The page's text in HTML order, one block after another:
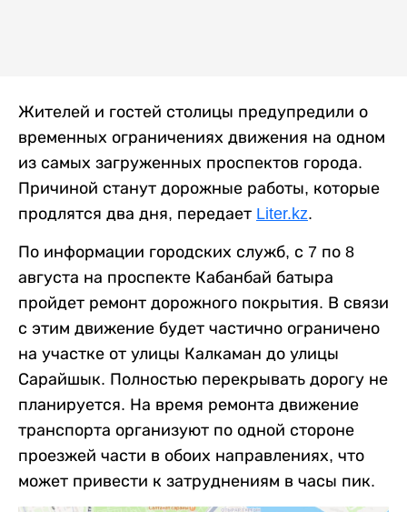
Жителей и гостей столицы предупредили о
временных ограничениях движения на одном
из самых загруженных проспектов города.
Причиной станут дорожные работы, которые
продлятся два дня, передает Liter.kz.
По информации городских служб, с 7 по 8
августа на проспекте Кабанбай батыра
пройдет ремонт дорожного покрытия. В связи
с этим движение будет частично ограничено
на участке от улицы Калкаман до улицы
Сарайшык. Полностью перекрывать дорогу не
планируется. На время ремонта движение
транспорта организуют по одной стороне
проезжей части в обоих направлениях, что
может привести к затруднениям в часы пик.